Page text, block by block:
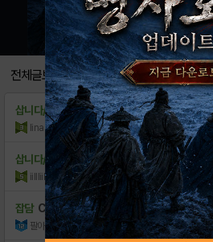
전체글보기
삽니다/팝니다 명조계 급처합니다
linas0115 조회수:37 | 01:01
삽니다/팝니다 명조 진행계 10에 팝니다
iillliil 조회수:20 | 00:31
잡담 Cn 에이메스 3돌전,수수 1돌+29000돌
팔아요8837 조회수:18 | 00:22